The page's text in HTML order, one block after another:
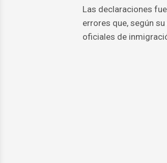
Las declaraciones
errores que, según
oficiales de